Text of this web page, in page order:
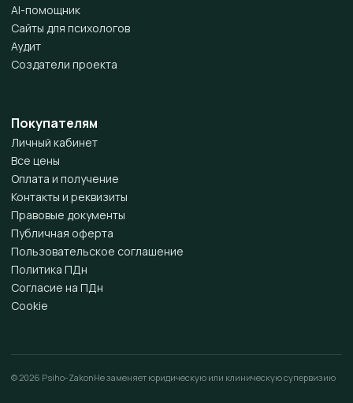
AI-помощник
Сайты для психологов
Аудит
Создатели проекта
Покупателям
Личный кабинет
Все цены
Оплата и получение
Контакты и реквизиты
Правовые документы
Публичная оферта
Пользовательское соглашение
Политика ПДн
Согласие на ПДн
Cookie
© 2026 Psiho-ZakonНе заменяет юридическую или клиническую супервизию